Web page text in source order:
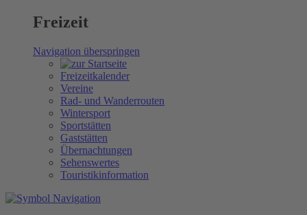
Freizeit
Navigation überspringen
Freizeitkalender
Vereine
Rad- und Wanderrouten
Wintersport
Sportstätten
Gaststätten
Übernachtungen
Sehenswertes
Touristikinformation